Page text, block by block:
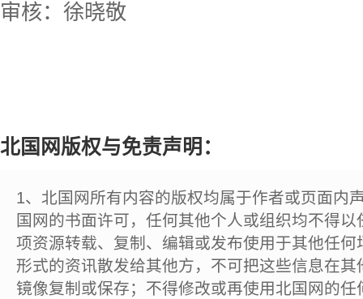
审核：徐晓敬
北国网版权与免责声明：
1、北国网所有内容的版权均属于作者或页面内
国网的书面许可，任何其他个人或组织均不得
项资源转载、复制、编辑或发布使用于其他任
形式的资讯散发给其他方，不可把这些信息在
镜像复制或保存；不得修改或再使用北国网的